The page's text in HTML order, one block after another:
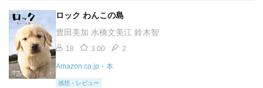
ロック わんこの島
豊田美加 水橋文美江 鈴木智
18 3.00 2
Amazon.co.jp・本
感想・レビュー